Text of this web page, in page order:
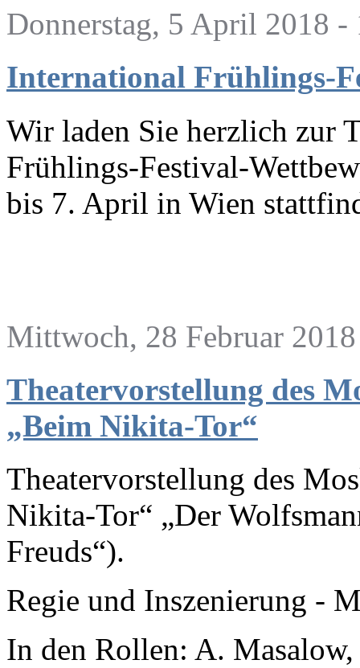
Donnerstag, 5 April 2018 -
International Frühlings-
Wir laden Sie herzlich zur
Frühlings-Festival-
bis 7. April in Wien
Mittwoch, 28 Februar
Theatervorstellung des
„Beim Nikita-Tor“
Theatervorstellung des
Nikita-Tor“ „Der
Freuds“).
Regie und Inszenierung -
In den Rollen: A.